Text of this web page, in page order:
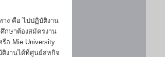
าง คือ ไปปฏิบัติงาน
กษาต้องสมัครงาน
อ Mie University
ติงานได้ที่ศูนย์สหกิจ